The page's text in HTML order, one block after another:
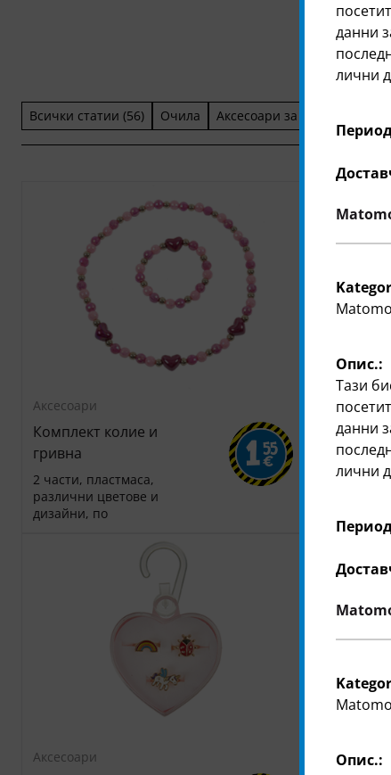
Всички статии (56) Очила Aксесоари за коса и шапки
Аксесоари
Комплект колие и
гривна
2 части, пластмаса,
различни цветове и
дизайни, по
155
€
Аксесоари
6 чифта,
0,33 €/
Аксесоари
данни
лични
Matomo
Опис.:
Тази
данни
лични
Matomo
Опис.: